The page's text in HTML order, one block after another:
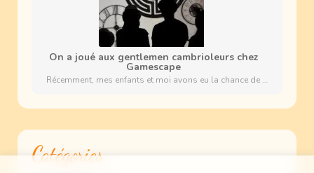
On a joué aux gentlemen cambrioleurs chez
Gamescape
Récemment, mes enfants et moi avons eu la chance de …
Catégories